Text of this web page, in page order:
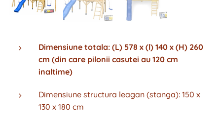
Dimensiune totala: (L) 578 x (l) 140 x (H) 260
cm (din care pilonii casutei au 120 cm
inaltime)
Dimensiune structura leagan (stanga): 150 x
130 x 180 cm